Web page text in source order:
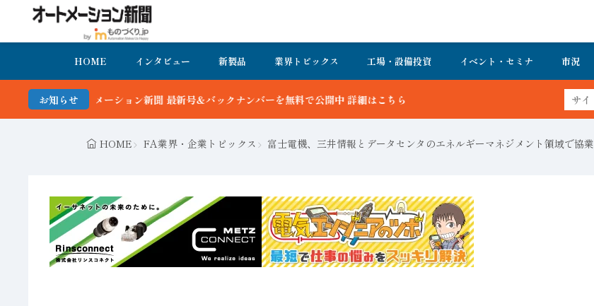
HOME インタビュー 新製品 業界トピックス 工場・設備投資 イベント・セミナ 市況
お知らせ
号＆バックナンバーを無料で公開中 詳細はこちら
HOME FA業界・企業トピックス 富士電機、三井情報とデータセンタのエネルギーマネジメント領域で協業